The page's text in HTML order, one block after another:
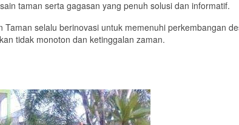
taman serta gagasan yang penuh solusi dan informatif.
Taman selalu berinovasi untuk memenuhi perkembangan
tidak monoton dan ketinggalan zaman.